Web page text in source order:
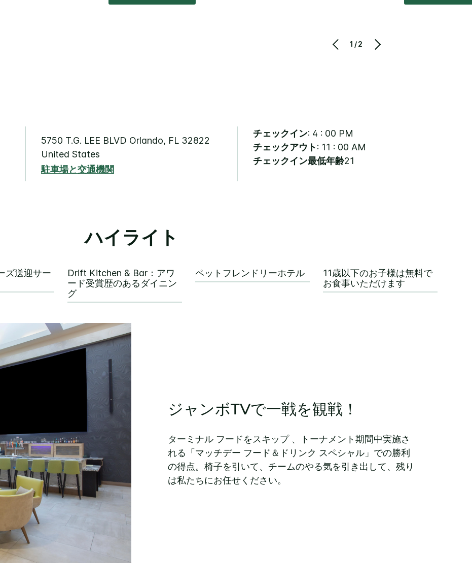
1/2
5750 T.G. LEE BLVD Orlando, FL 32822
United States
駐車場と交通機関
チェックイン: 4 : 00 PM
チェックアウト: 11 : 00 AM
チェックイン最低年齢21
ハイライト
ズ送迎サー
Drift Kitchen & Bar：アワ
ード受賞歴のあるダイニン
グ
ペットフレンドリーホテル
11歳以下のお子様は無料で
お食事いただけます
ジャンボTVで一戦を観戦！
ターミナル フードをスキップ 、トーナメント期間中実施さ
れる「マッチデー フード＆ドリンク スペシャル」での勝利
の得点。椅子を引いて、チームのやる気を引き出して、残り
は私たちにお任せください。